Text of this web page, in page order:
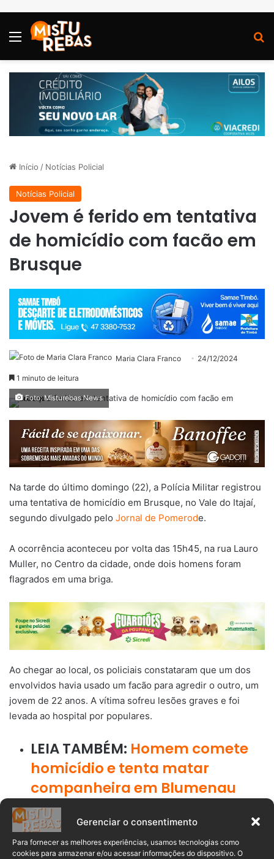
Gerenciar o consentimento
Para fornecer as melhores experiências, usamos tecnologias como
cookies para armazenar e/ou acessar informações do dispositivo. O
Menu
Início / Notícias Policial
Notícias Policial
Jovem é ferido em tentativa
de homicídio com facão em
Brusque
Maria Clara Franco 24/12/2024
1 minuto de leitura
Foto: Misturebas News
Na tarde do último domingo (22), a Polícia Militar registrou
uma tentativa de homicídio em Brusque, no Vale do Itajaí,
segundo divulgado pelo Jornal de Pomerode.
A ocorrência aconteceu por volta das 15h45, na rua Lauro
Muller, no Centro da cidade, onde dois homens foram
flagrados em uma briga.
Ao chegar ao local, os policiais constataram que um dos
envolvidos havia usado um facão para agredir o outro, um
jovem de 22 anos. A vítima sofreu lesões graves e foi
levada ao hospital por populares.
LEIA TAMBÉM: Homem comete
homicídio e tenta matar
companheira em Blumenau
Após o ataque, o suspeito fugiu a pé pela Avenida Getúlio
Vargas em direção ao bairro Azambuja. A Polícia Militar
realizou buscas, mas até o momento ele não foi localizado.